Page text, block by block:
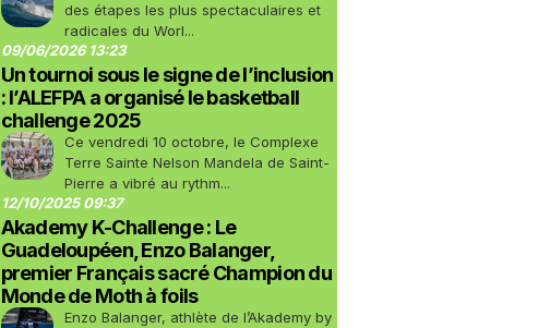
des étapes les plus spectaculaires et
radicales du Worl...
09/06/2026 13:23
Un tournoi sous le signe de l’inclusion
: l’ALEFPA a organisé le basketball
challenge 2025
Ce vendredi 10 octobre, le Complexe
Terre Sainte Nelson Mandela de Saint-
Pierre a vibré au rythm...
12/10/2025 09:37
Akademy K-Challenge : Le
Guadeloupéen, Enzo Balanger,
premier Français sacré Champion du
Monde de Moth à foils
Enzo Balanger, athlète de l’Akademy by